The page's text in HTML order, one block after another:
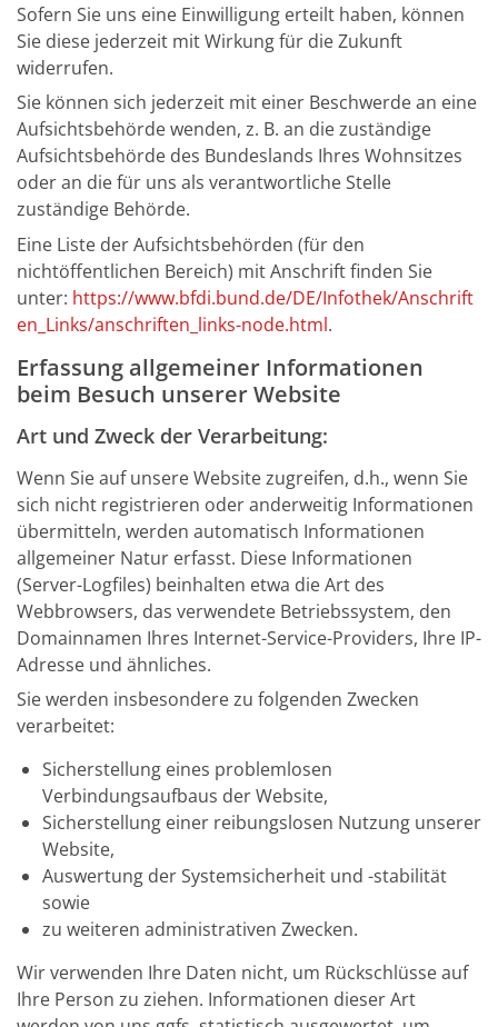
Sofern Sie uns eine Einwilligung erteilt haben, können
Sie diese jederzeit mit Wirkung für die Zukunft
widerrufen.
Sie können sich jederzeit mit einer Beschwerde an eine
Aufsichtsbehörde wenden, z. B. an die zuständige
Aufsichtsbehörde des Bundeslands Ihres Wohnsitzes
oder an die für uns als verantwortliche Stelle
zuständige Behörde.
Eine Liste der Aufsichtsbehörden (für den
nichtöffentlichen Bereich) mit Anschrift finden Sie
unter: https://www.bfdi.bund.de/DE/Infothek/Anschrift
en_Links/anschriften_links-node.html.
Erfassung allgemeiner Informationen
beim Besuch unserer Website
Art und Zweck der Verarbeitung:
Wenn Sie auf unsere Website zugreifen, d.h., wenn Sie
sich nicht registrieren oder anderweitig Informationen
übermitteln, werden automatisch Informationen
allgemeiner Natur erfasst. Diese Informationen
(Server-Logfiles) beinhalten etwa die Art des
Webbrowsers, das verwendete Betriebssystem, den
Domainnamen Ihres Internet-Service-Providers, Ihre IP-
Adresse und ähnliches.
Sie werden insbesondere zu folgenden Zwecken
verarbeitet:
Sicherstellung eines problemlosen
Verbindungsaufbaus der Website,
Sicherstellung einer reibungslosen Nutzung unserer
Website,
Auswertung der Systemsicherheit und -stabilität
sowie
zu weiteren administrativen Zwecken.
Wir verwenden Ihre Daten nicht, um Rückschlüsse auf
Ihre Person zu ziehen. Informationen dieser Art